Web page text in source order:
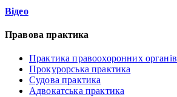
Відео
Правова практика
Практика правоохоронних органів
Прокурорська практика
Судова практика
Адвокатська практика